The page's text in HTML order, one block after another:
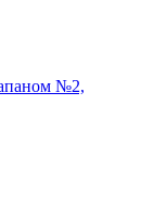
№2,